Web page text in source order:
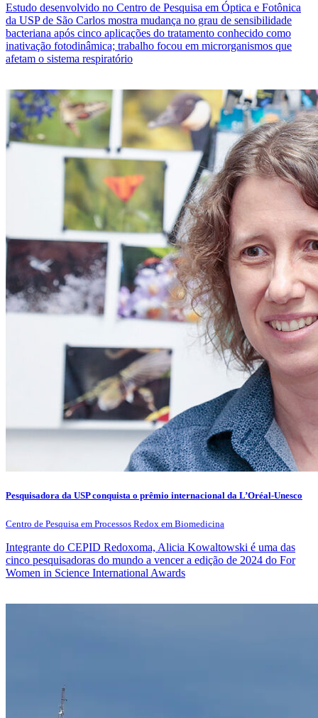
Estudo desenvolvido no Centro de Pesquisa em Óptica e Fotônica
da USP de São Carlos mostra mudança no grau de sensibilidade
bacteriana após cinco aplicações do tratamento conhecido como
inativação fotodinâmica; trabalho focou em microrganismos que
afetam o sistema respiratório
Pesquisadora da USP conquista o prêmio internacional da L’Oréal-Unesco
Centro de Pesquisa em Processos Redox em Biomedicina
Integrante do CEPID Redoxoma, Alicia Kowaltowski é uma das
cinco pesquisadoras do mundo a vencer a edição de 2024 do For
Women in Science International Awards